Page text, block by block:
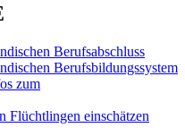
Berufsabschluss
Berufsbildungssystem
zum
Flüchtlingen einschätzen